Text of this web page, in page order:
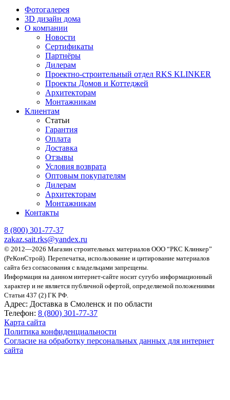
Фотогалерея
3D дизайн дома
О компании
Новости
Сертификаты
Партнёры
Дилерам
Проектно-строительный отдел RKS KLINKER
Проекты Домов и Коттеджей
Архитекторам
Монтажникам
Клиентам
Статьи
Гарантия
Оплата
Доставка
Отзывы
Условия возврата
Оптовым покупателям
Дилерам
Архитекторам
Монтажникам
Контакты
8 (800) 301-77-37
zakaz.sait.rks@yandex.ru
© 2012—2026 Магазин строительных материалов ООО “РКС Клинкер”
(РеКонСтрой). Перепечатка, использование и цитирование материалов
сайта без согласования с владельцами запрещены.
Информация на данном интернет-сайте носит сугубо информационный
характер и не является публичной офертой, определяемой положениями
Статьи 437 (2) ГК РФ.
Адрес: Доставка в Смоленск и по области
Телефон: 8 (800) 301-77-37
Карта сайта
Политика конфиденциальности
Согласие на обработку персональных данных для интернет
сайта